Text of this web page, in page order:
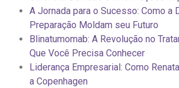
A Jornada para o Sucesso: Como a
Preparação Moldam seu Futuro
Blinatumomab: A Revolução no
Que Você Precisa Conhecer
Liderança Empresarial: Como
a Copenhagen